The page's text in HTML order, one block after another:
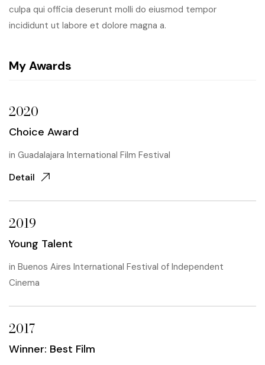
culpa qui officia deserunt molli do eiusmod tempor
incididunt ut labore et dolore magna a.
My Awards
2020
Choice Award
in Guadalajara International Film Festival
Detail
2019
Young Talent
in Buenos Aires International Festival of Independent
Cinema
2017
Winner: Best Film